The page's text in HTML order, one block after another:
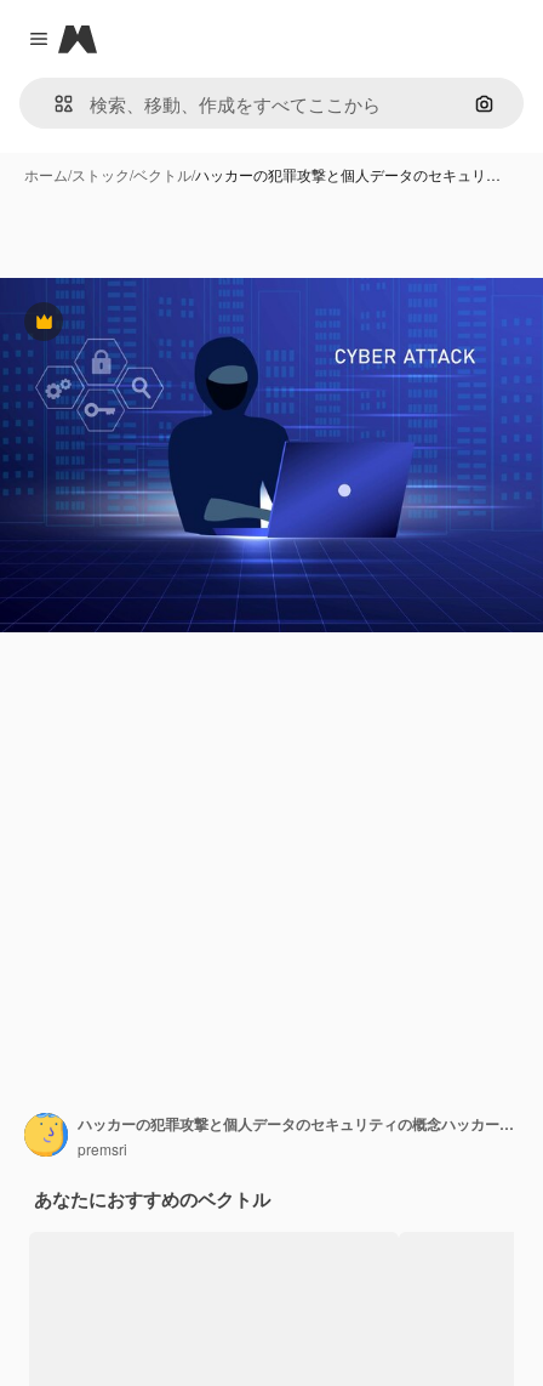
Close menu
Magnific
画像で
ホーム/ストック/ベクトル/ハッカーの犯罪攻撃と個人データのセキュリ…
Premium
ハッカーの犯罪攻撃と個人データのセキュリティの概念ハッカーはコンピューティングの鍵を解き放とうとします
premsri
あなたにおすすめのベクトル